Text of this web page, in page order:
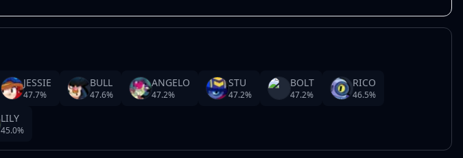
JESSIE
47.7%
BULL
47.6%
ANGELO
47.2%
STU
47.2%
BOLT
47.2%
RICO
46.5%
LILY
45.0%